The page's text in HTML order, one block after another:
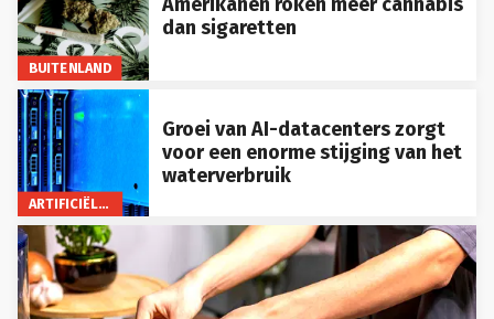
BUITENLAND
dan sigaretten
ARTIFICIËLE INTELLIGENTIE
Groei van AI-datacenters zorgt
voor een enorme stijging van het
waterverbruik